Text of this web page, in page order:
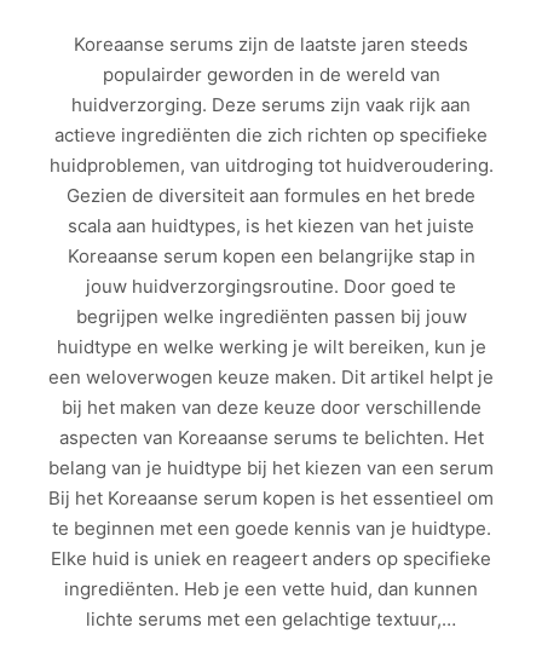
Koreaanse serums zijn de laatste jaren steeds
populairder geworden in de wereld van
huidverzorging. Deze serums zijn vaak rijk aan
actieve ingrediënten die zich richten op specifieke
huidproblemen, van uitdroging tot huidveroudering.
Gezien de diversiteit aan formules en het brede
scala aan huidtypes, is het kiezen van het juiste
Koreaanse serum kopen een belangrijke stap in
jouw huidverzorgingsroutine. Door goed te
begrijpen welke ingrediënten passen bij jouw
huidtype en welke werking je wilt bereiken, kun je
een weloverwogen keuze maken. Dit artikel helpt je
bij het maken van deze keuze door verschillende
aspecten van Koreaanse serums te belichten. Het
belang van je huidtype bij het kiezen van een serum
Bij het Koreaanse serum kopen is het essentieel om
te beginnen met een goede kennis van je huidtype.
Elke huid is uniek en reageert anders op specifieke
ingrediënten. Heb je een vette huid, dan kunnen
lichte serums met een gelachtige textuur,…